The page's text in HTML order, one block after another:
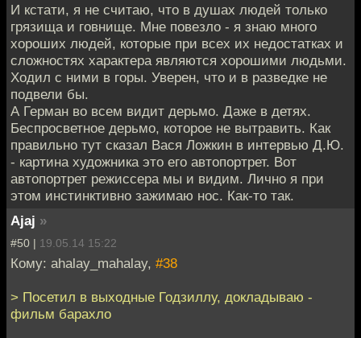
И кстати, я не считаю, что в душах людей только
грязища и говнище. Мне повезло - я знаю много
хороших людей, которые при всех их недостатках и
сложностях характера являются хорошими людьми.
Ходил с ними в горы. Уверен, что и в разведке не
подвели бы.
А Герман во всем видит дерьмо. Даже в детях.
Беспросветное дерьмо, которое не вытравить. Как
правильно тут сказал Вася Ложкин в интервью Д.Ю.
- картина художника это его автопортрет. Вот
автопортрет режиссера мы и видим. Лично я при
этом инстинктивно зажимаю нос. Как-то так.
Ajaj »
#50 | 19.05.14 15:22
Кому: ahalay_mahalay, #38
> Посетил в выходные Годзиллу, докладываю -
фильм барахло